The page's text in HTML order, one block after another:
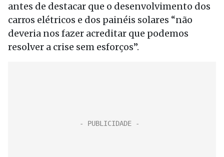
antes de destacar que o desenvolvimento dos
carros elétricos e dos painéis solares “não
deveria nos fazer acreditar que podemos
resolver a crise sem esforços”.